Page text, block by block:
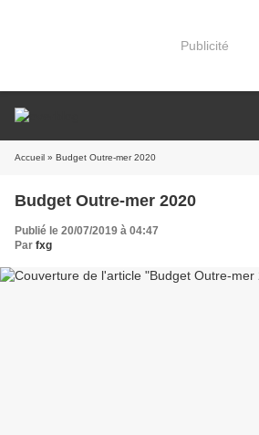
Publicité
Accueil » Budget Outre-mer 2020
Budget Outre-mer 2020
Publié le 20/07/2019 à 04:47
Par fxg